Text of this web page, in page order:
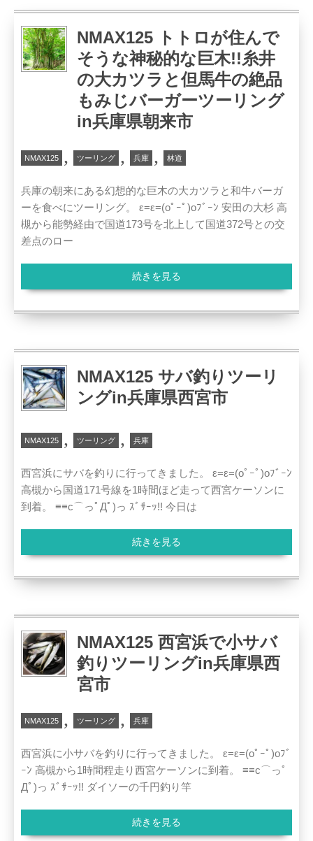
NMAX125 トトロが住んで
そうな神秘的な巨木!!糸井
の大カツラと但馬牛の絶品
もみじバーガーツーリング
in兵庫県朝来市
NMAX125 , ツーリング , 兵庫 , 林道
兵庫の朝来にある幻想的な巨木の大カツラと和牛バーガ
ーを食べにツーリング。 ε=ε=(oﾟｰﾟ)oﾌﾞｰﾝ 安田の大杉 高
槻から能勢経由で国道173号を北上して国道372号との交
差点のロー
続きを見る
NMAX125 サバ釣りツーリ
ングin兵庫県西宮市
NMAX125 , ツーリング , 兵庫
西宮浜にサバを釣りに行ってきました。 ε=ε=(oﾟｰﾟ)oﾌﾞｰﾝ
高槻から国道171号線を1時間ほど走って西宮ケーソンに
到着。 ≡≡c⌒っﾟДﾟ)っ ｽﾞｻｰｯ!! 今日は
続きを見る
NMAX125 西宮浜で小サバ
釣りツーリングin兵庫県西
宮市
NMAX125 , ツーリング , 兵庫
西宮浜に小サバを釣りに行ってきました。 ε=ε=(oﾟｰﾟ)oﾌﾞ
ｰﾝ 高槻から1時間程走り西宮ケーソンに到着。 ≡≡c⌒っﾟ
Дﾟ)っ ｽﾞｻｰｯ!! ダイソーの千円釣り竿
続きを見る